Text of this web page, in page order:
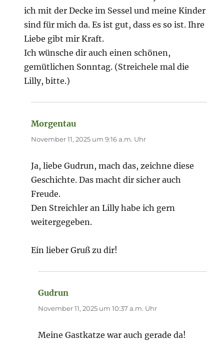
ich mit der Decke im Sessel und meine Kinder
sind für mich da. Es ist gut, dass es so ist. Ihre
Liebe gibt mir Kraft.
Ich wünsche dir auch einen schönen,
gemütlichen Sonntag. (Streichele mal die
Lilly, bitte.)
Morgentau
November 11, 2025 um 9:16 a.m. Uhr
Ja, liebe Gudrun, mach das, zeichne diese
Geschichte. Das macht dir sicher auch
Freude.
Den Streichler an Lilly habe ich gern
weitergegeben.
Ein lieber Gruß zu dir!
Gudrun
November 11, 2025 um 10:37 a.m. Uhr
Meine Gastkatze war auch gerade da!